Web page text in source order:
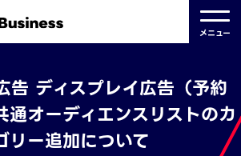
メニュー
ディスプレイ広告（予約
通オーディエンスリストのカ
リー追加について